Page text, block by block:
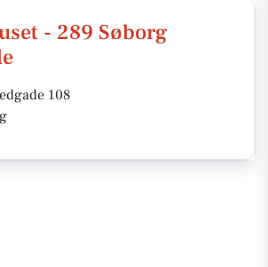
- 289 Søborg
108